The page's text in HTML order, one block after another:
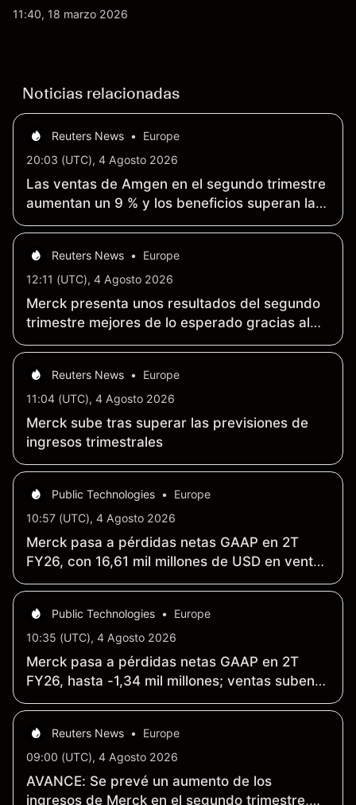
actualizaciones de productos y la incertidumbre
11:40, 18 marzo 2026
Noticias relacionadas
Reuters News •
Europe
20:03 (UTC), 4 Agosto 2026
Las ventas de Amgen en el segundo trimestre
aumentan un 9 % y los beneficios superan las
previsiones de los analistas
Reuters News •
Europe
12:11 (UTC), 4 Agosto 2026
Merck presenta unos resultados del segundo
trimestre mejores de lo esperado gracias al
éxito de Keytruda
Reuters News •
Europe
11:04 (UTC), 4 Agosto 2026
Merck sube tras superar las previsiones de
ingresos trimestrales
Public Technologies •
Europe
10:57 (UTC), 4 Agosto 2026
Merck pasa a pérdidas netas GAAP en 2T
FY26, con 16,61 mil millones de USD en ventas
(+5% interanual)
Public Technologies •
Europe
10:35 (UTC), 4 Agosto 2026
Merck pasa a pérdidas netas GAAP en 2T
FY26, hasta -1,34 mil millones; ventas suben
5% a 16,61 mil millones
Reuters News •
Europe
09:00 (UTC), 4 Agosto 2026
AVANCE: Se prevé un aumento de los
ingresos de Merck en el segundo trimestre,